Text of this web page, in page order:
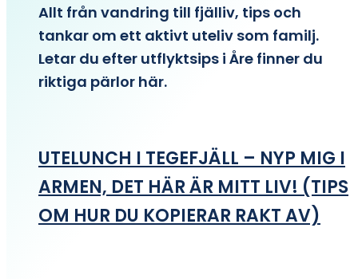
Allt från vandring till fjälliv, tips och
tankar om ett aktivt uteliv som familj.
Letar du efter utflyktsips i Åre finner du
riktiga pärlor här.
UTELUNCH I TEGEFJÄLL – NYP MIG I
ARMEN, DET HÄR ÄR MITT LIV! (TIPS
OM HUR DU KOPIERAR RAKT AV)